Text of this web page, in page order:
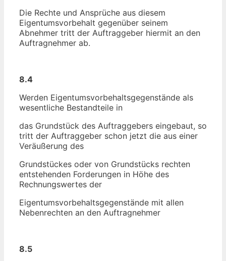
Die Rechte und Ansprüche aus diesem
Eigentumsvorbehalt gegenüber seinem
Abnehmer tritt der Auftraggeber hiermit an den
Auftragnehmer ab.
8.4
Werden Eigentumsvorbehaltsgegenstände als
wesentliche Bestandteile in
das Grundstück des Auftraggebers eingebaut, so
tritt der Auftraggeber schon jetzt die aus einer
Veräußerung des
Grundstückes oder von Grundstücks rechten
entstehenden Forderungen in Höhe des
Rechnungswertes der
Eigentumsvorbehaltsgegenstände mit allen
Nebenrechten an den Auftragnehmer
8.5